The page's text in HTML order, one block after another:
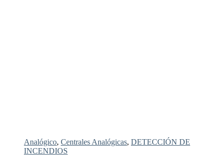
Analógico, Centrales Analógicas, DETECCIÓN DE
INCENDIOS